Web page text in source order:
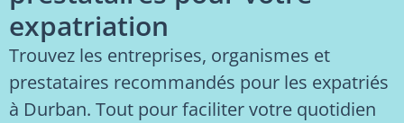
expatriation
Trouvez les entreprises, organismes et
prestataires recommandés pour les expatriés
à Durban. Tout pour faciliter votre quotidien